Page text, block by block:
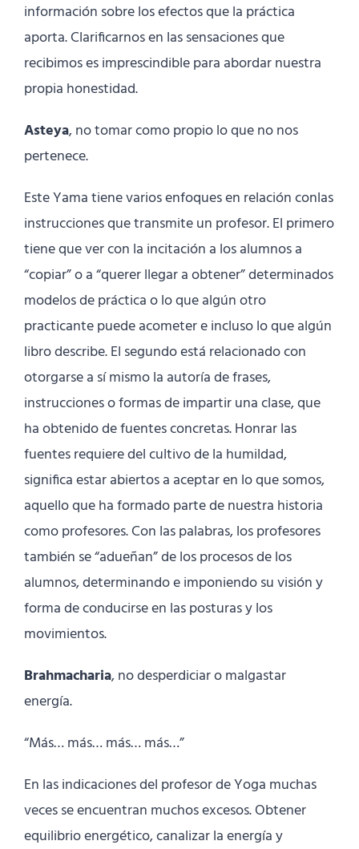
información sobre los efectos que la práctica
aporta. Clarificarnos en las sensaciones que
recibimos es imprescindible para abordar nuestra
propia honestidad.
Asteya, no tomar como propio lo que no nos
pertenece.
Este Yama tiene varios enfoques en relación conlas
instrucciones que transmite un profesor. El primero
tiene que ver con la incitación a los alumnos a
“copiar” o a “querer llegar a obtener” determinados
modelos de práctica o lo que algún otro
practicante puede acometer e incluso lo que algún
libro describe. El segundo está relacionado con
otorgarse a sí mismo la autoría de frases,
instrucciones o formas de impartir una clase, que
ha obtenido de fuentes concretas. Honrar las
fuentes requiere del cultivo de la humildad,
significa estar abiertos a aceptar en lo que somos,
aquello que ha formado parte de nuestra historia
como profesores. Con las palabras, los profesores
también se “adueñan” de los procesos de los
alumnos, determinando e imponiendo su visión y
forma de conducirse en las posturas y los
movimientos.
Brahmacharia, no desperdiciar o malgastar
energía.
“Más… más… más… más…”
En las indicaciones del profesor de Yoga muchas
veces se encuentran muchos excesos. Obtener
equilibrio energético, canalizar la energía y